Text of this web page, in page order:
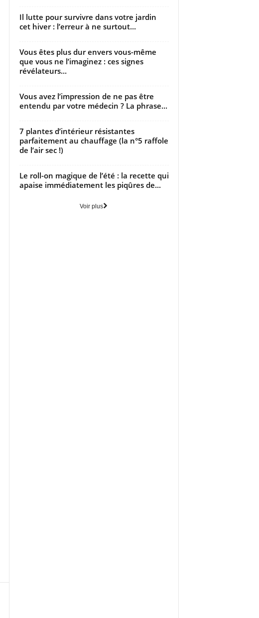
Il lutte pour survivre dans votre jardin
cet hiver : l’erreur à ne surtout...
Vous êtes plus dur envers vous-même
que vous ne l’imaginez : ces signes
révélateurs...
Vous avez l’impression de ne pas être
entendu par votre médecin ? La phrase...
7 plantes d’intérieur résistantes
parfaitement au chauffage (la n°5 raffole
de l’air sec !)
Le roll-on magique de l’été : la recette qui
apaise immédiatement les piqûres de...
Voir plus